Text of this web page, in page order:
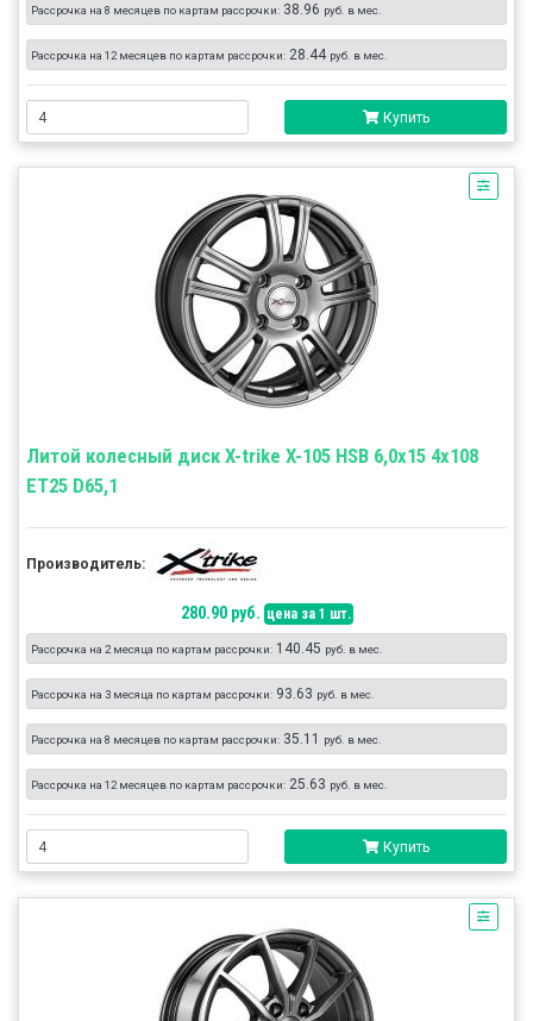
Рассрочка на 8 месяцев по картам рассрочки: 38.96 руб. в мес.
Рассрочка на 12 месяцев по картам рассрочки: 28.44 руб. в мес.
Купить
Литой колесный диск X-trike X-105 HSB 6,0x15 4x108
ET25 D65,1
Производитель:
280.90 руб. цена за 1 шт.
Рассрочка на 2 месяца по картам рассрочки: 140.45 руб. в мес.
Рассрочка на 3 месяца по картам рассрочки: 93.63 руб. в мес.
Рассрочка на 8 месяцев по картам рассрочки: 35.11 руб. в мес.
Рассрочка на 12 месяцев по картам рассрочки: 25.63 руб. в мес.
Купить